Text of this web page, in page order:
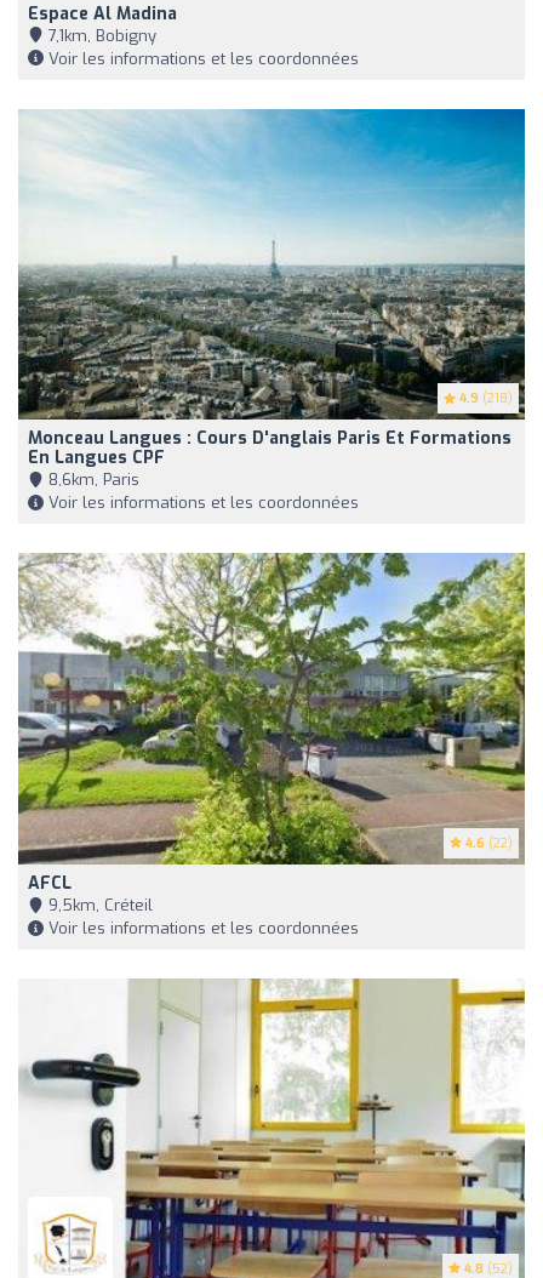
Espace Al Madina
7,1km, Bobigny
Voir les informations et les coordonnées
4.9 (218)
Monceau Langues : Cours D'anglais Paris Et Formations
En Langues CPF
8,6km, Paris
Voir les informations et les coordonnées
4.6 (22)
AFCL
9,5km, Créteil
Voir les informations et les coordonnées
4.8 (52)